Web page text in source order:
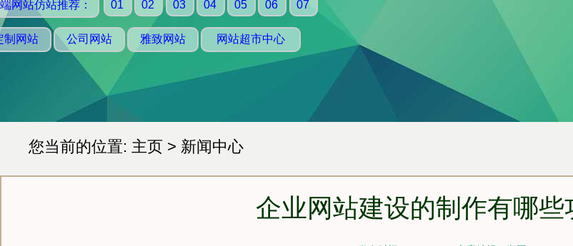
网站仿站推荐： 01 02 03 04 05 06 07
制网站 公司网站 雅致网站 网站超市中心
您当前的位置: 主页 > 新闻中心
企业网站建设的制作有哪些